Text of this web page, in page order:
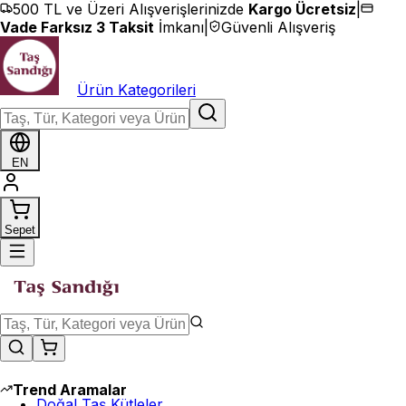
İçeriğe geç
500 TL ve Üzeri Alışverişlerinizde Kargo Ücretsiz
Vade Farksız 3 Taksit İmkanı Güvenli Alışveriş
Ürün Kategorileri
EN
Sepet
Trend Aramalar